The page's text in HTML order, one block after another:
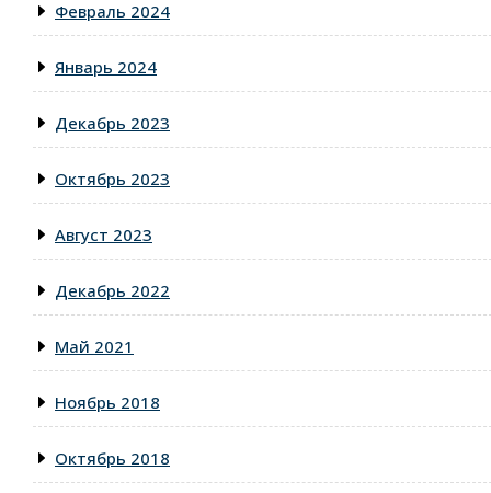
Февраль 2024
Январь 2024
Декабрь 2023
Октябрь 2023
Август 2023
Декабрь 2022
Май 2021
Ноябрь 2018
Октябрь 2018